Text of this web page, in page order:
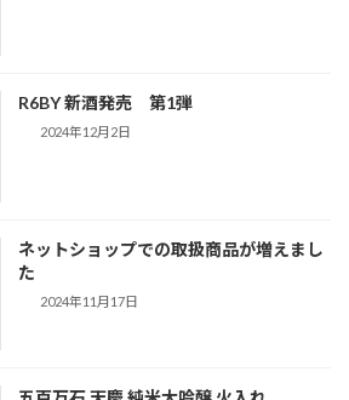
R6BY 新酒発売 第1弾
2024年12月2日
ネットショップでの取扱商品が増えまし
た
2024年11月17日